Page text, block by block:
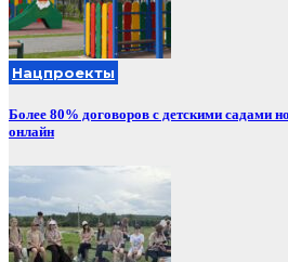
Нацпроекты
Более 80% договоров с детскими садами
онлайн